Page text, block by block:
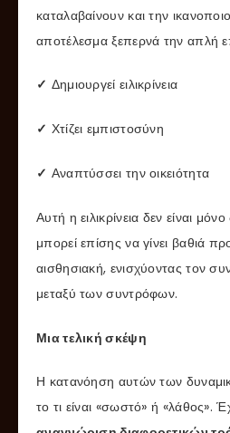
καταλαβαίνουν και την
αποτέλεσμα ξεπερνά την απλή
✓ Δημιουργεί ειλικρίνεια
✓ Χτίζει εμπιστοσύνη
✓ Αναπτύσσει την οικειότητα
Αυτή η ειλικρίνεια δεν είναι
μπορεί επίσης να γίνει βαθιά
αισθησιακή, ενισχύοντας τον
μεταξύ των συντρόφων.
Μια τελική σκέψη
Η κατανόηση αυτών των
το τι είναι «σωστό» ή «λάθος».